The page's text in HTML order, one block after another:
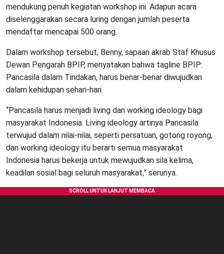
mendukung penuh kegiatan workshop ini. Adapun acara
diselenggarakan secara luring dengan jumlah peserta
mendaftar mencapai 500 orang.
Dalam workshop tersebut, Benny, sapaan akrab Staf Khusus
Dewan Pengarah BPIP, menyatakan bahwa tagline BPIP:
Pancasila dalam Tindakan, harus benar-benar diwujudkan
dalam kehidupan sehari-hari.
“Pancasila harus menjadi living dan working ideology bagi
masyarakat Indonesia. Living ideology artinya Pancasila
terwujud dalam nilai-nilai, seperti persatuan, gotong royong,
dan working ideology itu berarti semua masyarakat
Indonesia harus bekerja untuk mewujudkan sila kelima,
keadilan sosial bagi seluruh masyarakat,” serunya.